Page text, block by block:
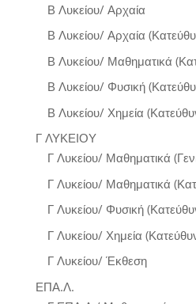
Β Λυκείου/ Αρχαία
Β Λυκείου/ Αρχαία
Β Λυκείου/ Μαθηματικά
Β Λυκείου/ Φυσική
Β Λυκείου/ Χημεία
Γ ΛΥΚΕΙΟΥ
Γ Λυκείου/ Μαθηματικά
Γ Λυκείου/ Μαθηματικά
Γ Λυκείου/ Φυσική
Γ Λυκείου/ Χημεία
Γ Λυκείου/ Έκθεση
ΕΠΑ.Λ.